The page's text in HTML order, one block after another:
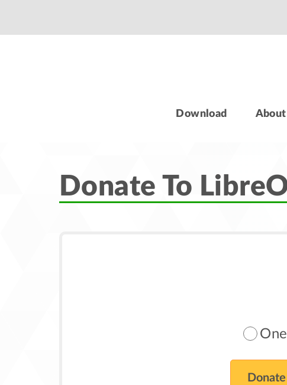
Download About
Donate To